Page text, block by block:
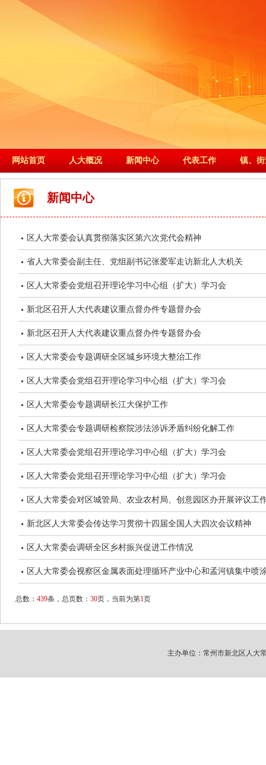
网站首页 人大概况 新闻中心 代表工作 镇、
新闻中心
区人大常委会认真贯彻落实区第六次党代会精神
省人大常委会副主任、党组副书记张爱军走访新北人大机关
区人大常委会党组召开理论学习中心组（扩大）学习会
新北区召开人大代表建议重点督办件专题督办会
新北区召开人大代表建议重点督办件专题督办会
区人大常委会专题调研全区城乡环境大整治工作
区人大常委会党组召开理论学习中心组（扩大）学习会
区人大常委会专题调研长江大保护工作
区人大常委会专题调研检察院涉法涉诉矛盾纠纷化解工作
区人大常委会党组召开理论学习中心组（扩大）学习会
区人大常委会党组召开理论学习中心组（扩大）学习会
区人大常委会对区城管局、农业农村局、创意园区办开展评议工
新北区人大常委会传达学习贯彻十四届全国人大四次会议精神
区人大常委会调研全区乡村振兴促进工作情况
区人大常委会视察区金属表面处理循环产业中心和孟河镇集中喷
总数： 439条，总页数： 30页，当前为第1页
主办单位：常州市新北区人大